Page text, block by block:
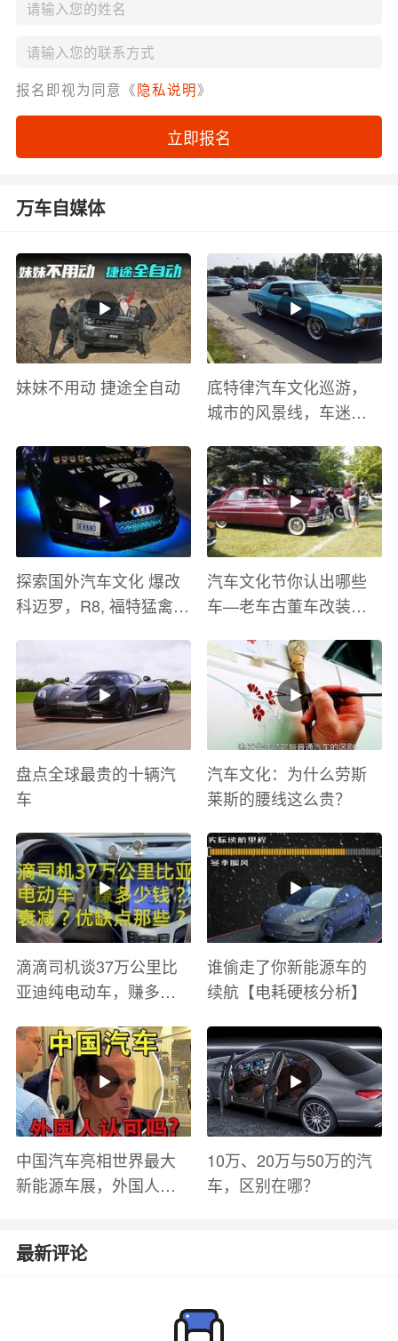
报名即视为同意《隐私说明》
立即报名
万车自媒体
妹妹不用动 捷途全自动
底特律汽车文化巡游，
城市的风景线，车迷的
探索国外汽车文化 爆改
科迈罗，R8, 福特猛禽
汽车文化节你认出哪些
车—老车古董车改装车
盘点全球最贵的十辆汽
车
汽车文化：为什么劳斯
莱斯的腰线这么贵？
滴滴司机谈37万公里比
亚迪纯电动车，赚多少
有哪些？
谁偷走了你新能源车的
续航【电耗硬核分析】
中国汽车亮相世界最大
新能源车展，外国人怎
10万、20万与50万的汽
车，区别在哪？
最新评论